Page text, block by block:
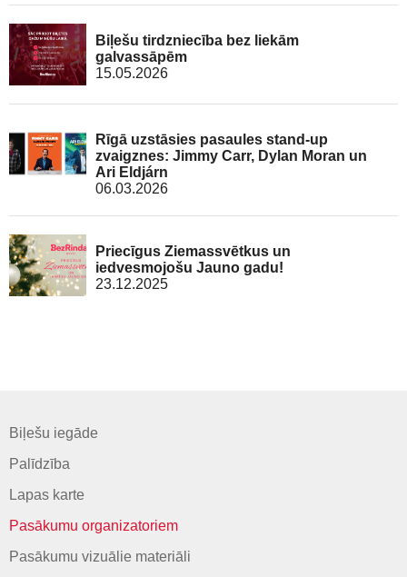
Biļešu tirdzniecība bez liekām
galvassāpēm
15.05.2026
Rīgā uzstāsies pasaules stand-up
zvaigznes: Jimmy Carr, Dylan Moran un
Ari Eldjárn
06.03.2026
Priecīgus Ziemassvētkus un
iedvesmojošu Jauno gadu!
23.12.2025
Biļešu iegāde
Palīdzība
Lapas karte
Pasākumu organizatoriem
Pasākumu vizuālie materiāli